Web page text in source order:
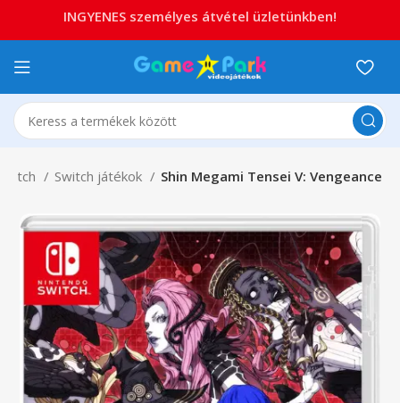
Switch játékok Shin Megami Tensei V: Vengeance
INGYENES személyes átvétel üzletünkben!